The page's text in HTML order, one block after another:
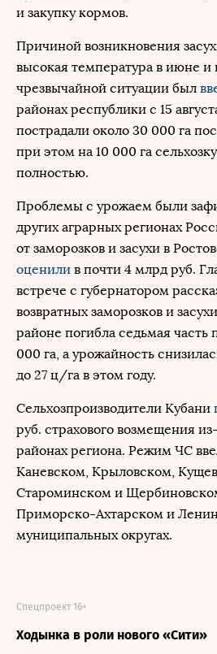
и закупку кормов.
Причиной возникновения
высокая температура в июне
чрезвычайной ситуации был
районах республики с 15
пострадали около 30 000 га
при этом на 10 000 га
полностью.
Проблемы с урожаем были
других аграрных регионах
от заморозков и засухи в
оценили в почти 4 млрд руб.
встрече с губернатором
возвратных заморозков и
районе погибла седьмая часть
000 га, а урожайность
до 27 ц/га в этом году.
Сельхозпроизводители Кубани
руб. страхового возмещения
районах региона. Режим ЧС
Каневском, Крыловском,
Староминском и
Приморско-Ахтарском и
муниципальных округах.
Ходынка в роли нового «Сити»
Спецпроект 16+